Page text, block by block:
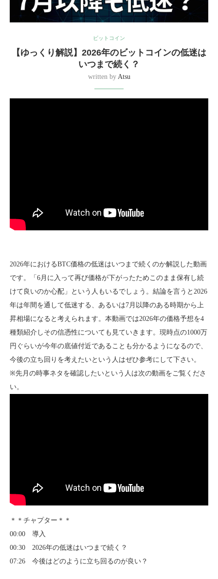
ビットコイン
【ゆっくり解説】2026年のビットコインの低迷は
いつまで続く？
written by Atsu
2026年におけるBTC価格の低迷はいつまで続くのか解説した動画
です。「6月に入って再び価格が下がったためこのまま保有し続
けて良いのか心配」という人もいるでしょう。結論を言うと2026
年は年間を通して低迷する、あるいは7月以降のある時期から上
昇相場になると考えられます。本動画では2026年の価格予想を4
種類紹介しその信憑性についても見ていきます。現時点の1000万
円ぐらいが今年の底値付近であることも分かるようになるので、
今後の立ち回りを考えたいという人はぜひ参考にして下さい。
※先月の時事ネタを確認したいという人は次の動画をご覧くださ
い。
＊＊チャプター＊＊
00:00 導入
00:30 2026年の低迷はいつまで続く？
07:26 今後はどのように立ち回るのが良い？